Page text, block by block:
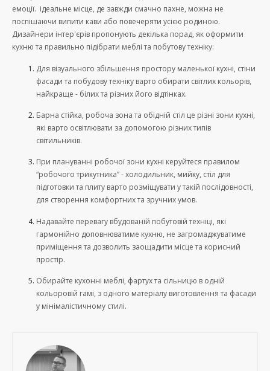
емоції. ідеальне місце, де завжди смачно пахне, можна не
поспішаючи випити кави або повечеряти усією родиною.
Дизайнери інтер'єрів пропонують декілька порад, як оформити
кухню та правильно підібрати меблі та побутову техніку:
Для візуального збільшення простору маленької кухні, стіни
фасади та побудову техніку варто обирати світлих кольорів,
найкраще - білих та різних його відтінках.
Барна стійка, робоча зона та обідній стіл це різні зони кухні,
які варто освітлювати за допомогою різних типів
світильників.
При плануванні робочої зони кухні керуйтеся правилом
“робочого трикутника” - холодильник, мийку, стіл для
підготовки та плиту варто розміщувати у такій послідовності,
для створення комфортних та зручних умов.
Надавайте перевагу вбудованій побутовій техніці, які
гармонійно доповнюватиме кухню, не загромаджуватиме
приміщення та дозволить заощадити місце та корисний
простір.
Обирайте кухонні меблі, фартух та сільницю в одній
кольоровій гамі, з одного матеріалу виготовлення та фасади
у мінімалістичному стилі.